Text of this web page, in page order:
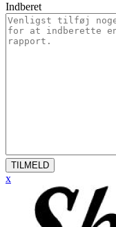
Indberet
TILMELD
x